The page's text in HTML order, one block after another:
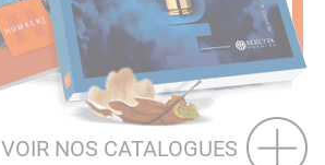
VOIR NOS CATALOGUES